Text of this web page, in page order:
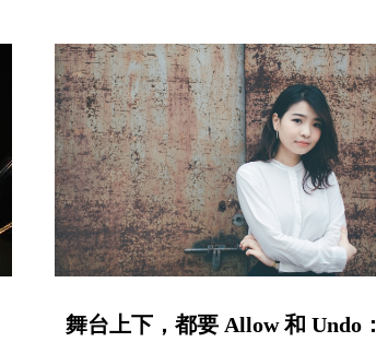
舞台上下，都要 Allow 和 Undo：